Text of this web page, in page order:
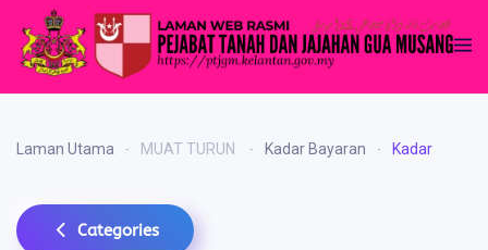
Laman Utama MUAT TURUN Kadar Bayaran Kadar
Categories